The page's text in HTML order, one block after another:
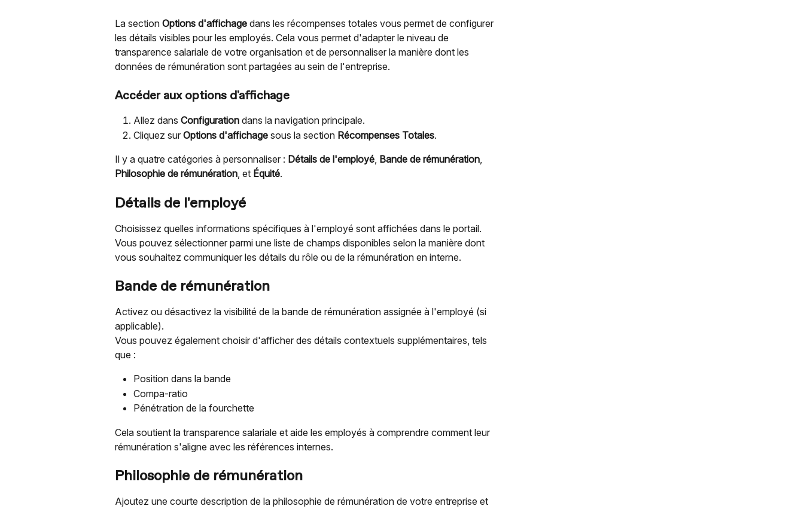
La section Options d'affichage dans les récompenses totales vous permet de configurer
les détails visibles pour les employés. Cela vous permet d'adapter le niveau de
transparence salariale de votre organisation et de personnaliser la manière dont les
données de rémunération sont partagées au sein de l'entreprise.
Accéder aux options d'affichage
Allez dans Configuration dans la navigation principale.
Cliquez sur Options d'affichage sous la section Récompenses Totales.
Il y a quatre catégories à personnaliser : Détails de l'employé, Bande de rémunération,
Philosophie de rémunération, et Équité.
Détails de l'employé
Choisissez quelles informations spécifiques à l'employé sont affichées dans le portail.
Vous pouvez sélectionner parmi une liste de champs disponibles selon la manière dont
vous souhaitez communiquer les détails du rôle ou de la rémunération en interne.
Bande de rémunération
Activez ou désactivez la visibilité de la bande de rémunération assignée à l'employé (si
applicable).
Vous pouvez également choisir d'afficher des détails contextuels supplémentaires, tels
que :
Position dans la bande
Compa-ratio
Pénétration de la fourchette
Cela soutient la transparence salariale et aide les employés à comprendre comment leur
rémunération s'aligne avec les références internes.
Philosophie de rémunération
Ajoutez une courte description de la philosophie de rémunération de votre entreprise et